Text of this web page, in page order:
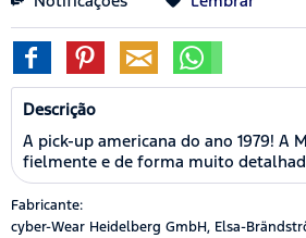
Descrição
A pick-up americana do ano 1979! A
fielmente e de forma muito
Fabricante:
cyber-Wear Heidelberg GmbH, Elsa-